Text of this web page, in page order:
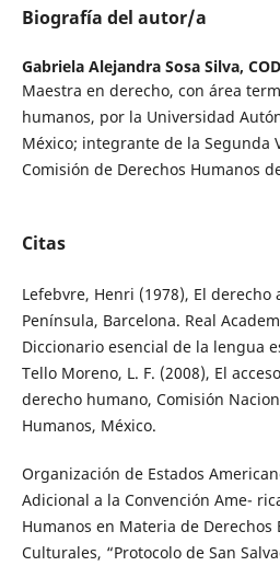
Biografía del autor/a
Gabriela Alejandra Sosa Silva,
Maestra en derecho, con área
humanos, por la Universidad
México; integrante de la Segunda
Comisión de Derechos Humanos
Citas
Lefebvre, Henri (1978), El derecho
Península, Barcelona. Real
Diccionario esencial de la lengua
Tello Moreno, L. F. (2008), El
derecho humano, Comisión
Humanos, México.
Organización de Estados
Adicional a la Convención Ame-
Humanos en Materia de Derechos
Culturales, “Protocolo de San